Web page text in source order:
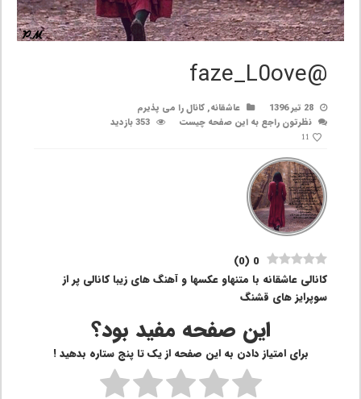
@faze_L0ove
28 تیر 1396 عاشقانه,کانال را می پذیرم
نظرتون راجع به این صفحه چیست
353 بازدید
11
0
(
0
)
کانالی عاشقانه با متنهاو عکسها و آهنگ های زیبا کانالی پر از
سوپرایز های قشنگ
این صفحه مفید بود؟
برای امتیاز دادن به این صفحه از یک تا پنج ستاره بدهید !